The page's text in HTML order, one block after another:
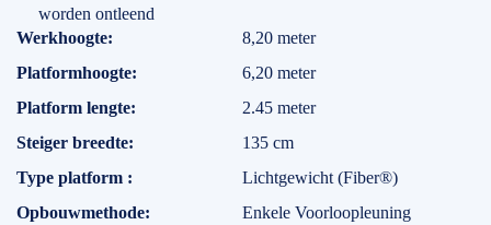
worden ontleend
Specificaties
Werkhoogte
8,20 meter
Platformhoogte
6,20 meter
Platform lengte
2.45 meter
Steiger breedte
135 cm
Type platform
Lichtgewicht (Fiber®)
Opbouwmethode
Enkele Voorloopleuning